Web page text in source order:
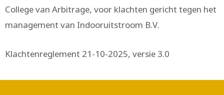
College van Arbitrage, voor klachten gericht tegen het
management van Indooruitstroom B.V.
Klachtenreglement 21-10-2025, versie 3.0